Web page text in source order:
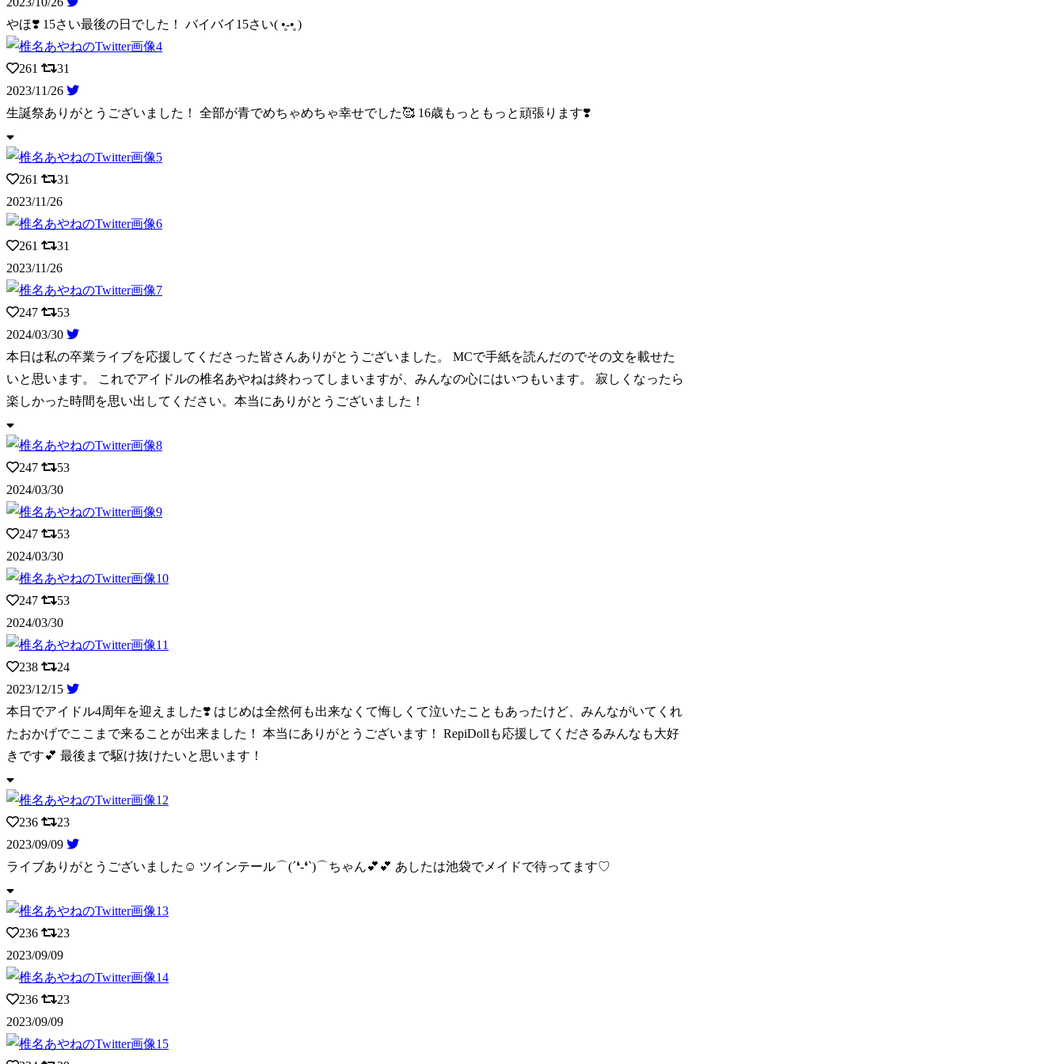
やほ❣️ 15さい最後の日でした！ バイバイ15さい( •̥-•̥ )
261
31
2023/11/26
生誕祭ありがとうございました！ 全部が青でめちゃめちゃ幸せでした🥰 16歳もっと もっと頑張ります❣️
261
31
2023/11/26
261
31
2023/11/26
247
53
2024/03/30
本日は私の卒業ライブを応援してくださった皆さんありがとうございました。 MCで手紙を読んだのでその文を載せた
いと思います。 これでアイドルの椎名あやねは終わってしまいますが、みんなの心にはいつもいます。 寂しくなったら
楽しかった時間を思い出してください。本当にありがとうございました！
247
53
2024/03/30
247
53
2024/03/30
247
53
2024/03/30
238
24
2023/12/15
本日でアイドル4周年を迎えました❣️ はじめは全然何も出来なくて悔しくて泣いたこ ともあったけど、みんながいてくれ
たおかげでここまで来ることが出来ました！ 本当にありがとうございます！ RepiDollも応援してくださるみんなも大好
きです💕 最後まで駆け抜けたいと思います！
236
23
2023/09/09
ライブありがとうございました☺️ ツインテール⌒(´❛-❛`)⌒ちゃん💕💕 あ したは池袋でメイドで待ってます♡
236
23
2023/09/09
236
23
2023/09/09